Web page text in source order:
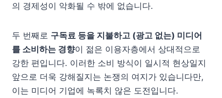
의 경제성이 악화될 수 밖에 없습니다.
두 번째로 구독료 등을 지불하고 (광고 없는) 미디어
를 소비하는 경향이 젊은 이용자층에서 상대적으로
강한 편입니다. 이러한 소비 방식이 일시적 현상일지
앞으로 더욱 강해질지는 논쟁의 여지가 있습니다만,
이는 미디어 기업에 녹록치 않은 도전입니다.